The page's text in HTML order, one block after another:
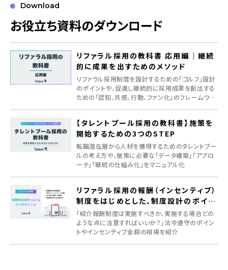
Download
お役立ち資料のダウンロード
リファラル採用の教科書 応用編｜継続
的に成果を出すためのメソッド
リファラル採用制度を設計するための「ゴルフ」設計
のポイントや、促進し継続的に採用成果を創出する
ための「認知、共感、行動、ファン化」のフレームワー
【タレントプール採用の教科書】施策を
開始するための3つのSTEP
転職潜在層から人材を獲得するためのタレントプー
ルの考え方や、施策に必要な「データ構築」「アプロ
ーチ」「継続の仕組み化」をマニュアル化
リファラル採用の報酬（インセンティブ）
制度をはじめとした、制度設計のポイン
ト
「紹介報酬制度は実施すべきか、実施する場合どの
ような点に注意すればいいか？」法令遵守のポイン
トやインセンティブ金額の相場を紹介